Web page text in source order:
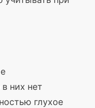
них нет
глухое